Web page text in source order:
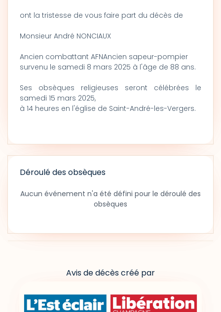
ont la tristesse de vous faire part du décès de
Monsieur André NONCIAUX
Ancien combattant AFNAncien sapeur-pompier
survenu le samedi 8 mars 2025 à l'âge de 88 ans.
Ses obsèques religieuses seront célébrées le
samedi 15 mars 2025,
à 14 heures en l'église de Saint-André-les-Vergers.
Déroulé des obsèques
Aucun événement n'a été défini pour le déroulé des
obsèques
Avis de décès créé par